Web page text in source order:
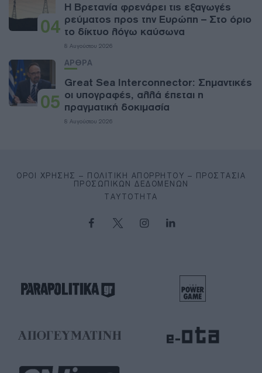
04
Η Βρετανία φρενάρει τις εξαγωγές
ρεύματος προς την Ευρώπη – Στο όριο
το δίκτυο λόγω καύσωνα
8 Αυγούστου 2026
05
ΑΡΘΡΑ
Great Sea Interconnector: Σημαντικές
οι υπογραφές, αλλά έπεται η
πραγματική δοκιμασία
8 Αυγούστου 2026
ΌΡΟΙ ΧΡΉΣΗΣ – ΠΟΛΙΤΙΚΉ ΑΠΟΡΡΉΤΟΥ – ΠΡΟΣΤΑΣΊΑ
ΠΡΟΣΩΠΙΚΏΝ ΔΕΔΟΜΈΝΩΝ
ΤΑΥΤΌΤΗΤΑ